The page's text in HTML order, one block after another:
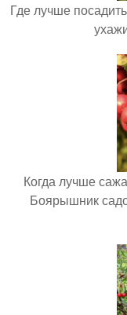
Где лучше
Когда лучше
Боярышник